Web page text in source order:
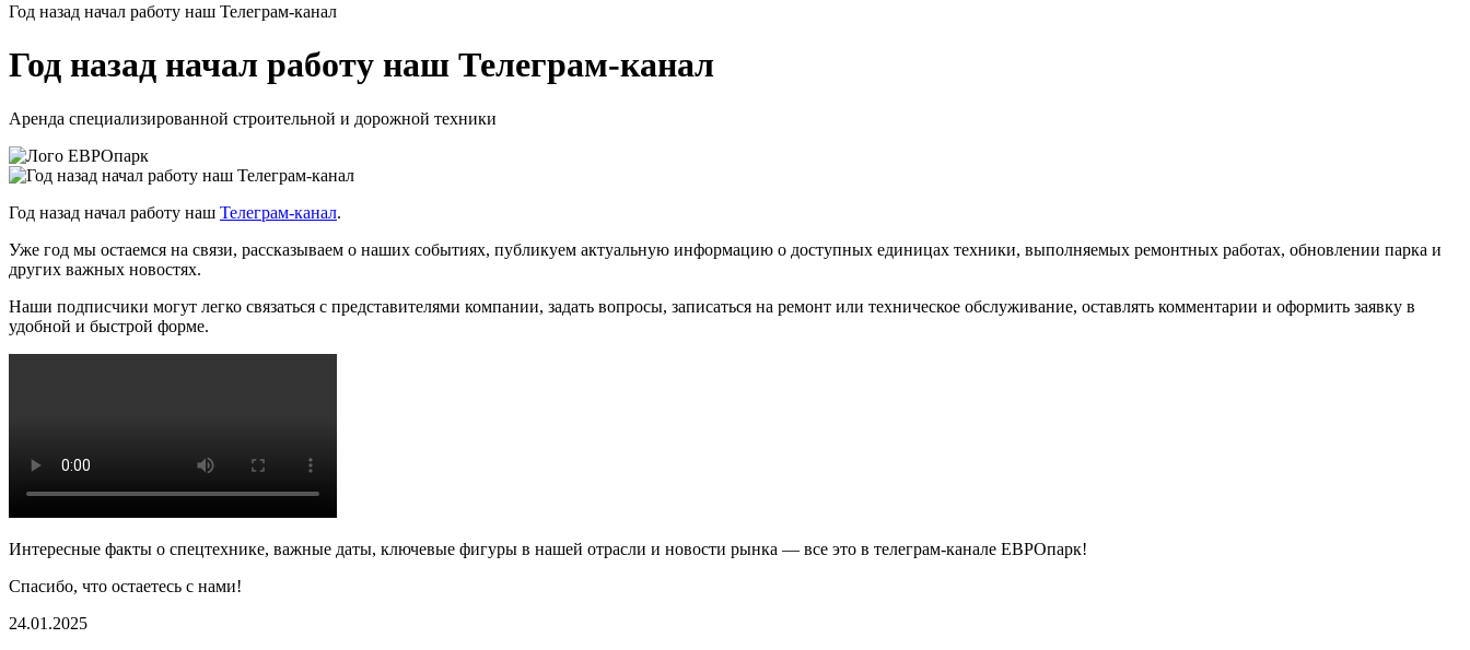
Год назад начал работу наш Телеграм-канал
Год назад начал работу наш Телеграм-канал
Аренда специализированной строительной и дорожной техники
Год назад начал работу наш Телеграм-канал.
Уже год мы остаемся на связи, рассказываем о наших событиях, публикуем актуальную информацию о доступных единицах техники, выполняемых ремонтных работах, обновлении парка и
других важных новостях.
Наши подписчики могут легко связаться с представителями компании, задать вопросы, записаться на ремонт или техническое обслуживание, оставлять комментарии и оформить заявку в
удобной и быстрой форме.
Интересные факты о спецтехнике, важные даты, ключевые фигуры в нашей отрасли и новости рынка — все это в телеграм-канале ЕВРОпарк!
Спасибо, что остаетесь с нами!
24.01.2025